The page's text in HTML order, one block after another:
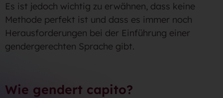
Es ist jedoch wichtig zu erwähnen, dass keine
Methode perfekt ist und dass es immer noch
Herausforderungen bei der Einführung einer
gendergerechten Sprache gibt.
Wie gendert capito?